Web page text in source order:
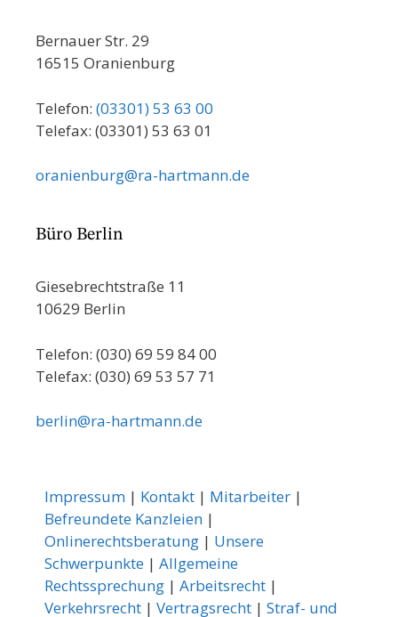
Bernauer Str. 29
16515 Oranienburg
Telefon: (03301) 53 63 00
Telefax: (03301) 53 63 01
oranienburg@ra-hartmann.de
Büro Berlin
Giesebrechtstraße 11
10629 Berlin
Telefon: (030) 69 59 84 00
Telefax: (030) 69 53 57 71
berlin@ra-hartmann.de
Impressum | Kontakt | Mitarbeiter |
Befreundete Kanzleien |
Onlinerechtsberatung | Unsere
Schwerpunkte | Allgemeine
Rechtssprechung | Arbeitsrecht |
Verkehrsrecht | Vertragsrecht | Straf- und